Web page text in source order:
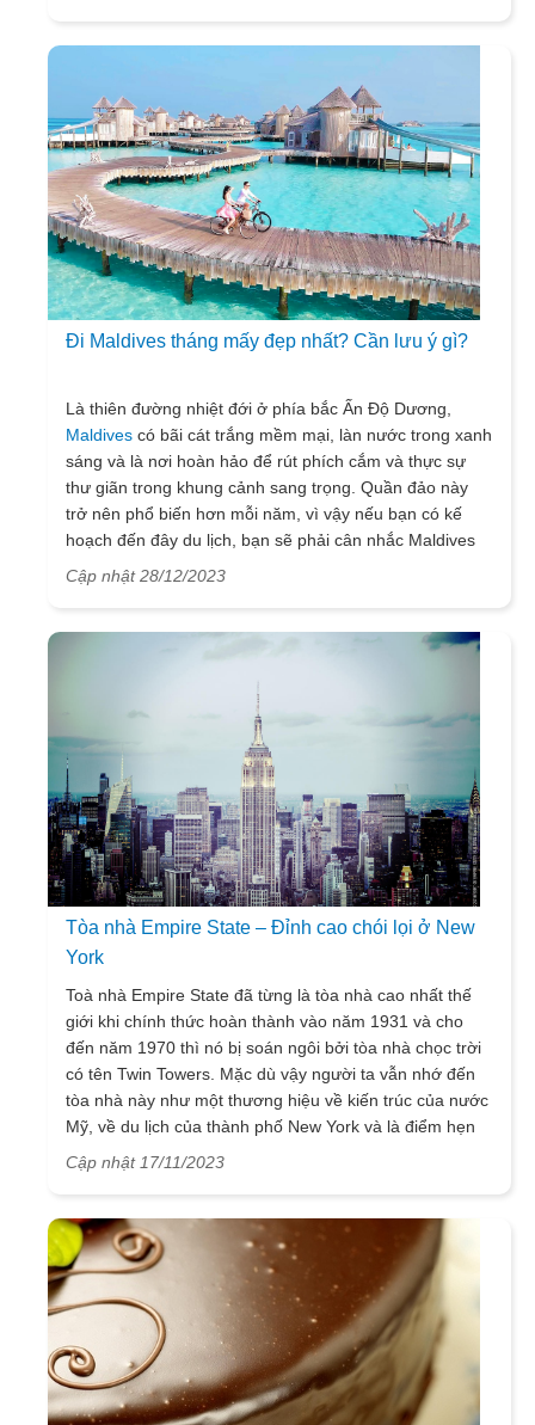
nếm thử bởi vẻ bề ngoài đẹp mắt mà còn kích thích vị
giác bởi hương vị thơm ngon khó cưỡng của chúng nhờ
vào sự kết hợp khéo léo và đầy tinh tế của các nguyên
liệu tươi sạch và bàn tay điêu luyện của đầu bếp. Đối
với học sinh sinh viên quốc tế ngày nay khi học tập tại
quốc gia này, các bạn hãy biết cách tận dụng khoảng
thời gian này để có những trải nghiệm đáng nhớ trong
suốt quá trình du học Hà Lan để sau này không phải hối
hận. Thực sự Vietsense travel muốn truyền tải rằng
chẳng còn gì thú vị hơn khi chúng ta vừa ngắm cảnh
thiên nhiên đẹp đẽ nơi đây và vừa được thưởng thức
Chính vì vậy hãy cùng Vietsense travel tìm hiểu đó là
những món ăn nào mọi người nhé!
Đi Maldives tháng mấy đẹp nhất? Cần lưu ý gì?
Là thiên đường nhiệt đới ở phía bắc Ấn Độ Dương,
Maldives có bãi cát trắng mềm mại, làn nước trong xanh
sáng và là nơi hoàn hảo để rút phích cắm và thực sự
thư giãn trong khung cảnh sang trọng. Quần đảo này
trở nên phổ biến hơn mỗi năm, vì vậy nếu bạn có kế
hoạch đến đây du lịch, bạn sẽ phải cân nhắc Maldives
tháng mấy đẹp nhất để đi.
chơi hoàn hảo vào những thời điểm tốt nhất để ghé
Cập nhật 28/12/2023
Tòa nhà Empire State – Đỉnh cao chói lọi ở New
York
Toà nhà Empire State đã từng là tòa nhà cao nhất thế
giới khi chính thức hoàn thành vào năm 1931 và cho
đến năm 1970 thì nó bị soán ngôi bởi tòa nhà chọc trời
có tên Twin Towers. Mặc dù vậy người ta vẫn nhớ đến
tòa nhà này như một thương hiệu về kiến trúc của nước
Mỹ, về du lịch của thành phố New York và là điểm hẹn
triệu view trong các tour
Cập nhật 17/11/2023